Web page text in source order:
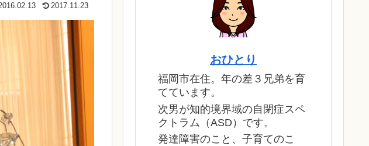
2017.11.23
おひとり
福岡市在住。年の差３兄弟を育
てています。
次男が知的境界域の自閉症スペ
クトラム（ASD）です。
発達障害のこと、子育てのこ